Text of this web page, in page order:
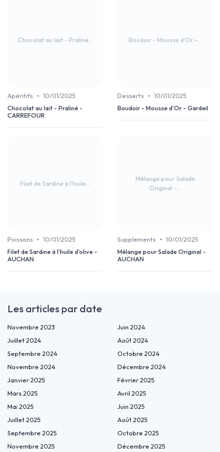
Chocolat au lait - Praliné...
Apéritifs • 10/01/2025
Chocolat au lait - Praliné -
CARREFOUR
Boudoir - Mousse d'Or -...
Desserts • 10/01/2025
Boudoir - Mousse d'Or - Gardeil
Filet de Sardine à l'huile...
Poissons • 10/01/2025
Filet de Sardine à l'huile d'olive -
AUCHAN
Mélange pour Salade
Original -...
Supplements • 10/01/2025
Mélange pour Salade Original -
AUCHAN
Les articles par date
Novembre 2023
Juin 2024
Juillet 2024
Août 2024
Septembre 2024
Octobre 2024
Novembre 2024
Décembre 2024
Janvier 2025
Février 2025
Mars 2025
Avril 2025
Mai 2025
Juin 2025
Juillet 2025
Août 2025
Septembre 2025
Octobre 2025
Novembre 2025
Décembre 2025